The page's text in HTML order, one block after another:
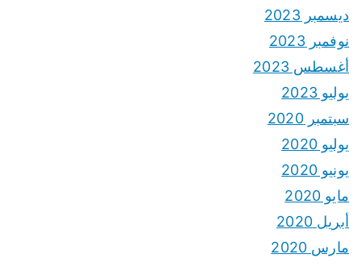
ديسمبر 2023
نوفمبر 2023
أغسطس 2023
يوليو 2023
سبتمبر 2020
يوليو 2020
يونيو 2020
مايو 2020
أبريل 2020
مارس 2020